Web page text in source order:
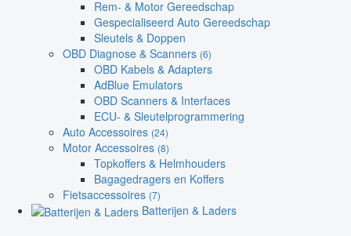
Rem- & Motor Gereedschap
Gespecialiseerd Auto Gereedschap
Sleutels & Doppen
OBD Diagnose & Scanners (6)
OBD Kabels & Adapters
AdBlue Emulators
OBD Scanners & Interfaces
ECU- & Sleutelprogrammering
Auto Accessoires (24)
Motor Accessoires (8)
Topkoffers & Helmhouders
Bagagedragers en Koffers
Fietsaccessoires (7)
Batterijen & Laders